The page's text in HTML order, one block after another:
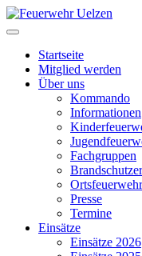
Startseite
Mitglied werden
Über uns
Kommando
Informationen
Fachgruppen
Presse
Termine
Einsätze
Einsätze 2026